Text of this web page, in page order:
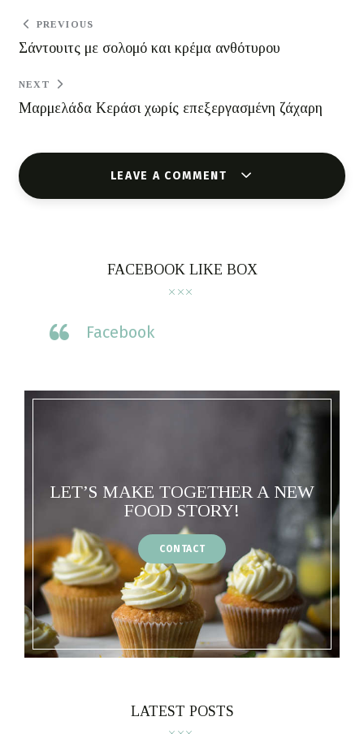
PREVIOUS
Σάντουιτς με σολομό και κρέμα ανθότυρου
NEXT
Μαρμελάδα Κεράσι χωρίς επεξεργασμένη ζάχαρη
LEAVE A COMMENT
FACEBOOK LIKE BOX
Facebook
LET’S MAKE TOGETHER A NEW
FOOD STORY!
CONTACT
LATEST POSTS